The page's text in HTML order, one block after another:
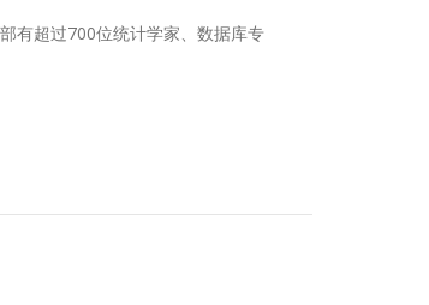
有超过700位统计学家、数据库专